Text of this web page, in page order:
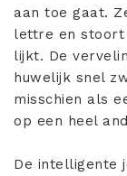
aan toe gaat.
lettre en stoort
lijkt. De
huwelijk snel
misschien als
op een heel
De intelligente